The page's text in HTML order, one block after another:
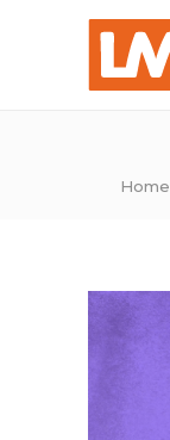
Home